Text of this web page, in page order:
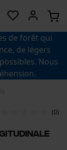
de forêt qui
de légers
Nous
(0)